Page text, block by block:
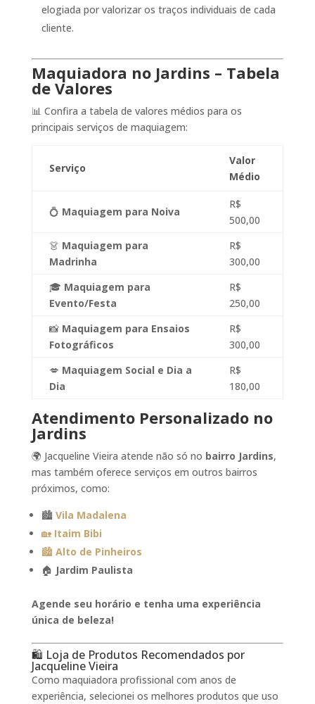
elogiada por valorizar os traços individuais de cada
cliente.
Maquiadora no Jardins – Tabela
de Valores
📊 Confira a tabela de valores médios para os
principais serviços de maquiagem:
Serviço
Valor
Médio
💍 Maquiagem para Noiva
R$
500,00
👗 Maquiagem para
Madrinha
R$
300,00
🎓 Maquiagem para
Evento/Festa
R$
250,00
📸 Maquiagem para Ensaios
Fotográficos
R$
300,00
💋 Maquiagem Social e Dia a
Dia
R$
180,00
Atendimento Personalizado no
Jardins
🌍 Jacqueline Vieira atende não só no bairro Jardins,
mas também oferece serviços em outros bairros
próximos, como:
🏙️ Vila Madalena
🏡 Itaim Bibi
🏙️ Alto de Pinheiros
🏠 Jardim Paulista
Agende seu horário e tenha uma experiência
única de beleza!
🛍️ Loja de Produtos Recomendados por
Jacqueline Vieira
Como maquiadora profissional com anos de
experiência, selecionei os melhores produtos que uso